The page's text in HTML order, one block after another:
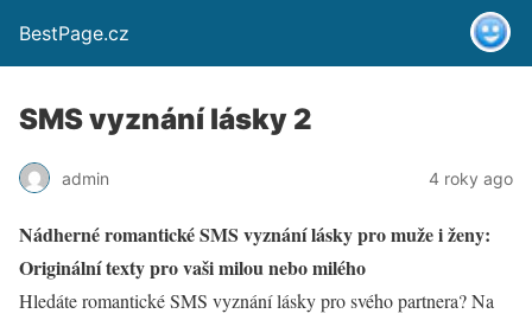
BestPage.cz
SMS vyznání lásky 2
admin 4 roky ago
Nádherné romantické SMS vyznání lásky pro muže i ženy:
Originální texty pro vaši milou nebo milého
Hledáte romantické SMS vyznání lásky pro svého partnera? Na